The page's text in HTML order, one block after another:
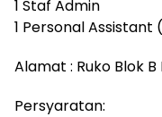
1 Staf Admin
1 Personal Assistant
Alamat : Ruko Blok
Persyaratan: